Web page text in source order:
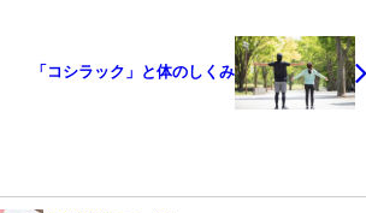
「コシラック」と体のしくみ